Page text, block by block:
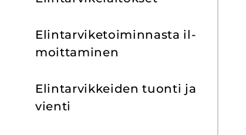
Elin­tar­vi­ke­toi­min­nas­ta il­
moit­ta­mi­nen
Elin­tar­vik­kei­den tuon­ti ja
vien­ti